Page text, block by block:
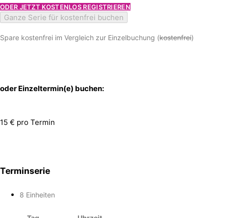
ODER JETZT KOSTENLOS REGISTRIEREN
Ganze Serie für kostenfrei buchen
Spare kostenfrei im Vergleich zur Einzelbuchung (kostenfrei)
oder Einzeltermin(e) buchen:
15 € pro Termin
Terminserie
8 Einheiten